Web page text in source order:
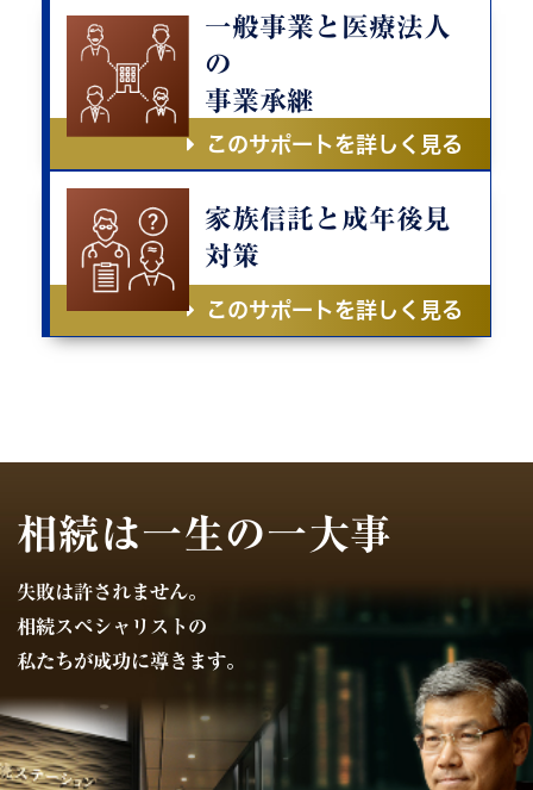
一般事業と医療法人
の
事業承継
このサポートを詳しく見る
家族信託と成年後見
対策
このサポートを詳しく見る
相続は一生の一大事
失敗は許されません。
相続スペシャリストの
私たちが成功に導きます。